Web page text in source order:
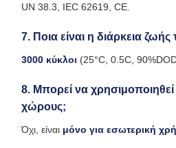
UN 38.3, IEC 62619, CE.
7. Ποια είναι η διάρκεια
3000 κύκλοι (25°C, 0.5C,
8. Μπορεί να χρησιμοποιηθεί
χώρους;
Όχι, είναι μόνο για εσωτερική